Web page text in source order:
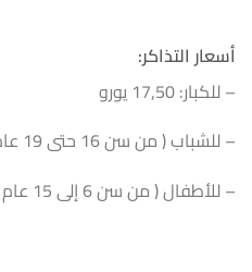
أسعار التذاكر:
– للكبار: 17,50 يورو
– للشباب ( من سن 16 حتى 19 عام ): 13,10 يورو.
– للأطفال ( من سن 6 إلى 15 عام ): 8,70 يورو.